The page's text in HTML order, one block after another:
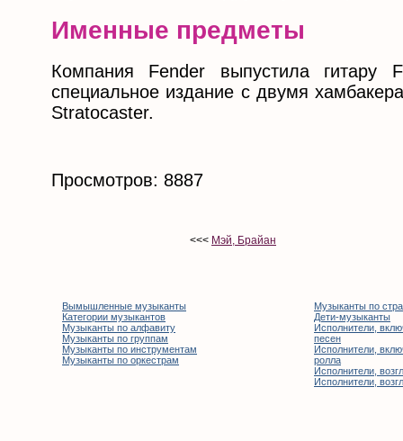
Именные предметы
Компания Fender выпустила гитару
специальное издание с двумя
Stratocaster.
Просмотров: 8887
<<< Мэй, Брайан
Вымышленные музыканты
Категории музыкантов
Музыканты по алфавиту
Музыканты по группам
Музыканты по инструментам
Музыканты по оркестрам
Музыканты по
Дети-музыканты
Исполнители,
песен
Исполнители,
ролла
Исполнители,
Исполнители,